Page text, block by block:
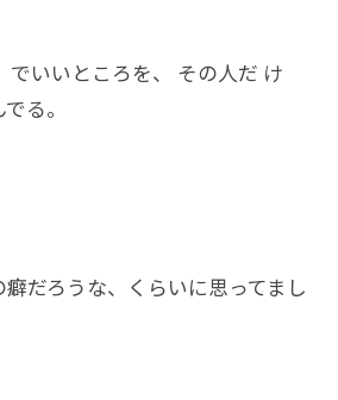
でいいところを、 その人だ け
でる。
だろうな、くらいに思ってまし